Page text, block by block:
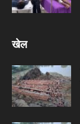
खेल